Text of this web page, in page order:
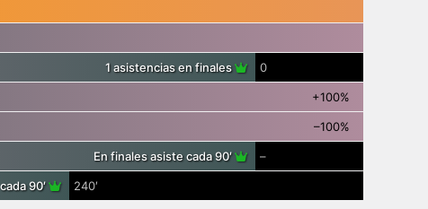
1 asistencias en finales 0
+100%
–100%
En finales asiste cada 90′ –
90′ 240′